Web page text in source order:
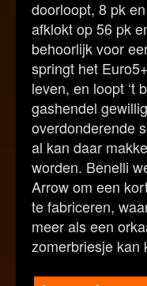
doorloopt, 8 pk
afklokt op 56 pk
behoorlijk voor
springt het
leven, en loopt ‘t
gashendel
overdonderende
al kan daar
worden. Benelli
Arrow om een
te fabriceren,
meer als een
zomerbriesje kan